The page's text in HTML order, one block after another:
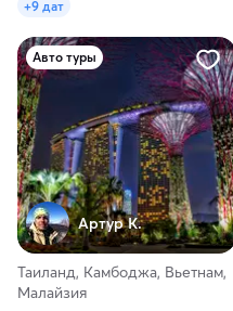
+9 дат
Авто туры
Артур К.
Таиланд, Камбоджа, Вьетнам,
Малайзия